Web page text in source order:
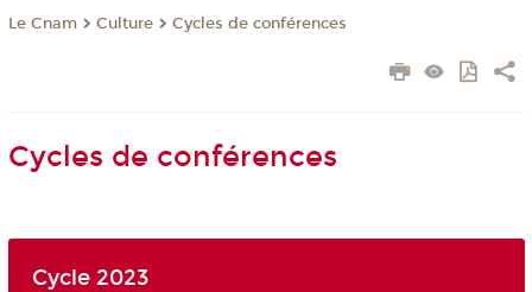
Le Cnam Culture Cycles de conférences
Cycles de conférences
Cycle 2023